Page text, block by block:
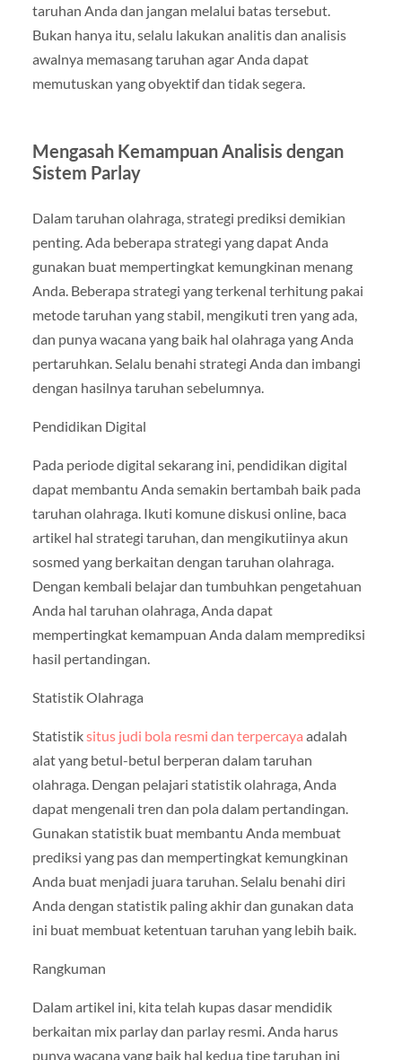
taruhan Anda dan jangan melalui batas tersebut.
Bukan hanya itu, selalu lakukan analitis dan analisis
awalnya memasang taruhan agar Anda dapat
memutuskan yang obyektif dan tidak segera.
Mengasah Kemampuan Analisis dengan
Sistem Parlay
Dalam taruhan olahraga, strategi prediksi demikian
penting. Ada beberapa strategi yang dapat Anda
gunakan buat mempertingkat kemungkinan menang
Anda. Beberapa strategi yang terkenal terhitung pakai
metode taruhan yang stabil, mengikuti tren yang ada,
dan punya wacana yang baik hal olahraga yang Anda
pertaruhkan. Selalu benahi strategi Anda dan imbangi
dengan hasilnya taruhan sebelumnya.
Pendidikan Digital
Pada periode digital sekarang ini, pendidikan digital
dapat membantu Anda semakin bertambah baik pada
taruhan olahraga. Ikuti komune diskusi online, baca
artikel hal strategi taruhan, dan mengikutiinya akun
sosmed yang berkaitan dengan taruhan olahraga.
Dengan kembali belajar dan tumbuhkan pengetahuan
Anda hal taruhan olahraga, Anda dapat
mempertingkat kemampuan Anda dalam memprediksi
hasil pertandingan.
Statistik Olahraga
Statistiksitus judi bola resmi dan terpercaya adalah
alat yang betul-betul berperan dalam taruhan
olahraga. Dengan pelajari statistik olahraga, Anda
dapat mengenali tren dan pola dalam pertandingan.
Gunakan statistik buat membantu Anda membuat
prediksi yang pas dan mempertingkat kemungkinan
Anda buat menjadi juara taruhan. Selalu benahi diri
Anda dengan statistik paling akhir dan gunakan data
ini buat membuat ketentuan taruhan yang lebih baik.
Rangkuman
Dalam artikel ini, kita telah kupas dasar mendidik
berkaitan mix parlay dan parlay resmi. Anda harus
punya wacana yang baik hal kedua tipe taruhan ini